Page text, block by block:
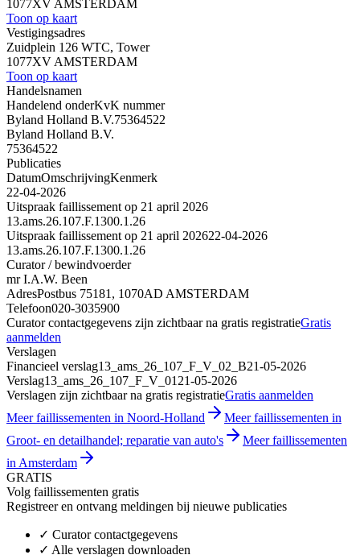
1077XV AMSTERDAM
Toon op kaart
Vestigingsadres
Zuidplein 126 WTC, Tower
1077XV AMSTERDAM
Toon op kaart
Handelsnamen
Handelend onderKvK nummer
Byland Holland B.V.75364522
Byland Holland B.V.
75364522
Publicaties
DatumOmschrijvingKenmerk
22-04-2026
Uitspraak faillissement op 21 april 2026
13.ams.26.107.F.1300.1.26
Uitspraak faillissement op 21 april 202622-04-2026
13.ams.26.107.F.1300.1.26
Curator / bewindvoerder
mr I.A.W. Been
AdresPostbus 75181, 1070AD AMSTERDAM
Telefoon020-3035900
Curator contactgegevens zijn zichtbaar na gratis registratieGratis
aanmelden
Verslagen
Financieel verslag13_ams_26_107_F_V_02_B21-05-2026
Verslag13_ams_26_107_F_V_01 21-05-2026
Verslagen zijn zichtbaar na gratis registratieGratis aanmelden
Meer faillissementen in Noord-Holland
Meer faillissementen in
Groot- en detailhandel; reparatie van auto's
Meer faillissementen
in Amsterdam
GRATIS
Volg faillissementen gratis
Registreer en ontvang meldingen bij nieuwe publicaties
✓ Curator contactgegevens
✓ Alle verslagen downloaden